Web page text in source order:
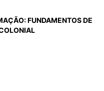
FUNDAMENTOS DE